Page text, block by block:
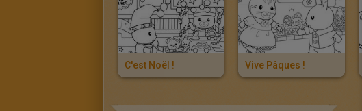
C'est Noël ! Vive Pâques !